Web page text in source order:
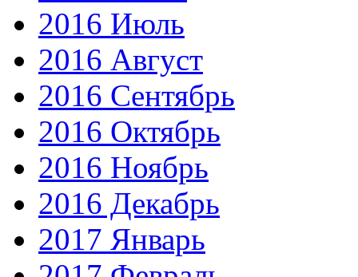
2016 Июль
2016 Август
2016 Сентябрь
2016 Октябрь
2016 Ноябрь
2016 Декабрь
2017 Январь